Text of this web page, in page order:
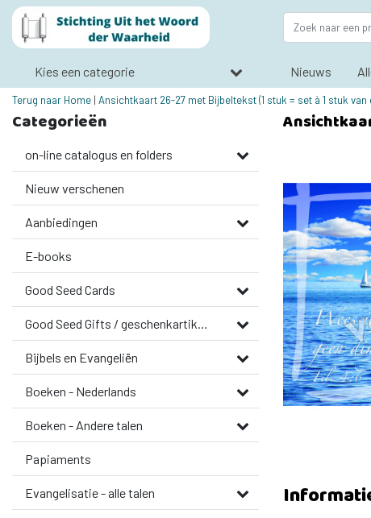
Kies een categorie Nieuws
Terug naar Home | Ansichtkaart 26-27 met Bijbeltekst (1 stuk = set à 1 stuk van
Categorieën
on-line catalogus en folders
Nieuw verschenen
Aanbiedingen
E-books
Good Seed Cards
Good Seed Gifts / geschenkartikelen
Bijbels en Evangeliën
Boeken - Nederlands
Boeken - Andere talen
Papiaments
Evangelisatie - alle talen